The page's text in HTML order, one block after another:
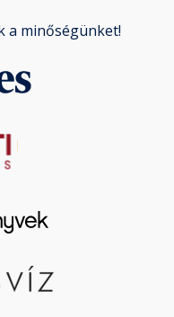
a minőségünket!